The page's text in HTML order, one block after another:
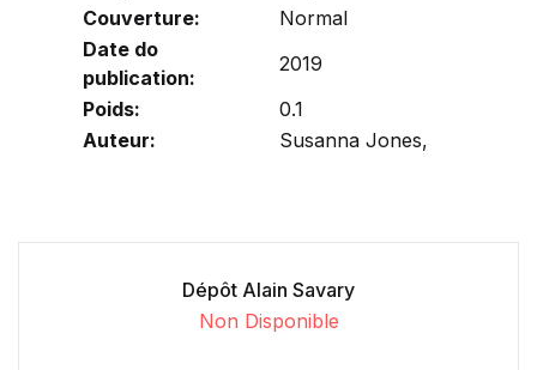
Couverture:
Normal
Date do
publication:
2019
Poids:
0.1
Auteur:
Susanna Jones,
Dépôt Alain Savary
Non Disponible